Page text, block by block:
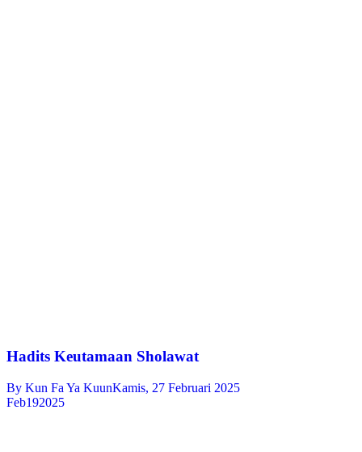
Hadits Keutamaan Sholawat
By Kun Fa Ya KuunKamis, 27 Februari 2025
Feb192025